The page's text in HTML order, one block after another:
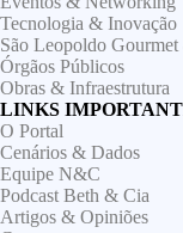
Tecnologia & Inovação
São Leopoldo
Órgãos Públicos
Obras & Infraestrutura
LINKS
O Portal
Cenários & Dados
Equipe N&C
Podcast Beth & Cia
Artigos & Opiniões